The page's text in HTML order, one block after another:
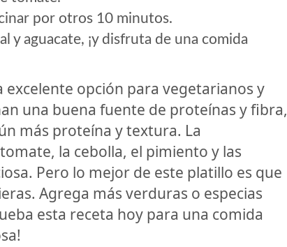
por otros 10 minutos.
y aguacate, ¡y disfruta de una comida
excelente opción para vegetarianos y
una buena fuente de proteínas y fibra,
más proteína y textura. La
la cebolla, el pimiento y las
Pero lo mejor de este platillo es que
Agrega más verduras o especias
esta receta hoy para una comida